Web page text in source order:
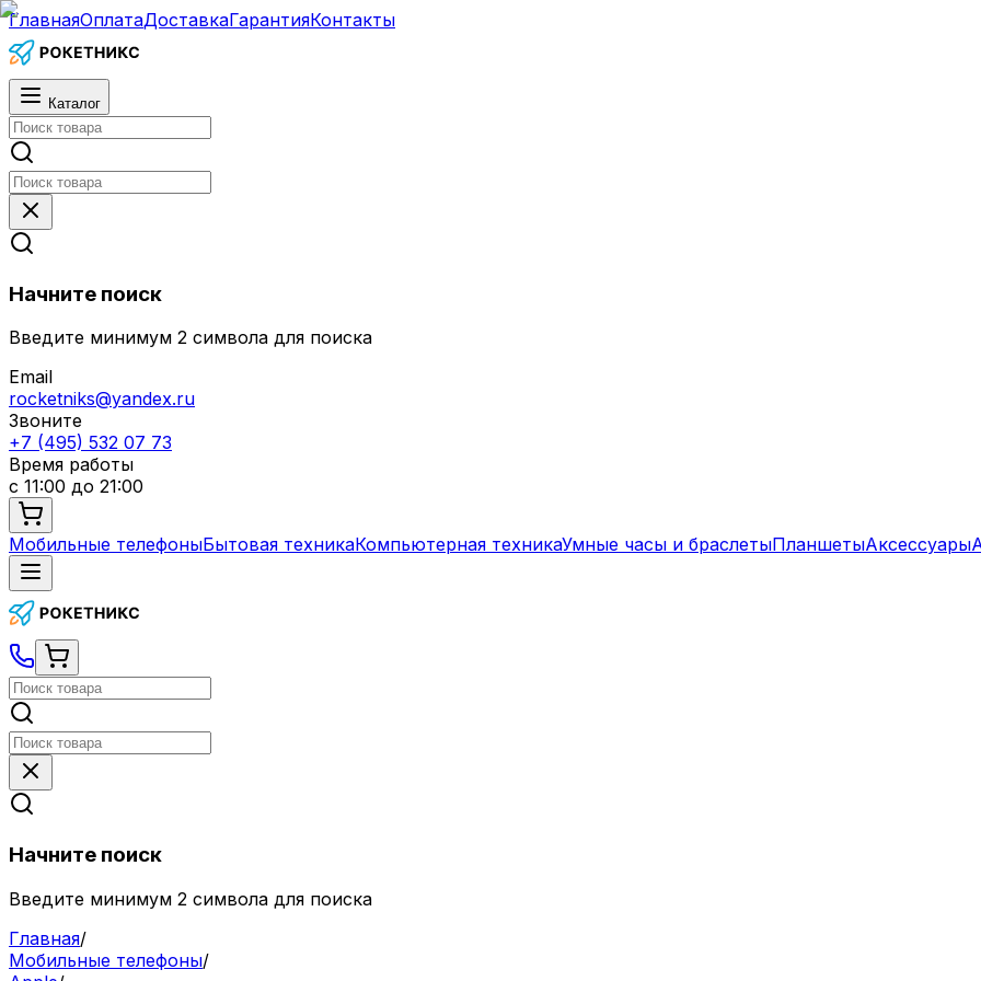
ГлавнаяОплатаДоставкаГарантияКонтакты
Каталог
Начните поиск
Введите минимум 2 символа для поиска
Email
rocketniks@yandex.ru
Звоните
+7 (495) 532 07 73
Время работы
с 11:00 до 21:00
Мобильные телефоныБытовая техникаКомпьютерная техникаУмные часы и браслетыПланшетыАксессуары
Начните поиск
Введите минимум 2 символа для поиска
Главная/
Мобильные телефоны/